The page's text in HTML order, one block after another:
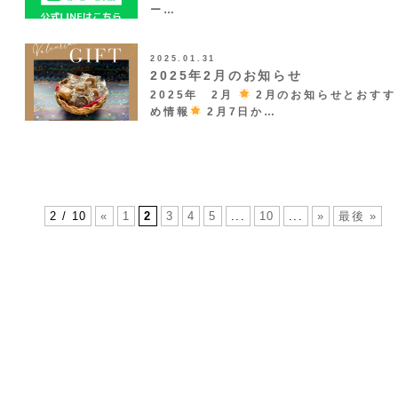
ー…
2025.01.31
2025年2月のお知らせ
2025年 2月
2月のお知らせとおすす
め情報
2月7日か…
2 / 10 « 1 2 3 4 5 10 » 最後 »